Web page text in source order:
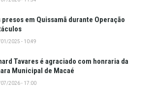
presos em Quissamã durante Operação
2025 - 10:49
Tavares é agraciado com honraria da
Municipal de Macaé
2026 - 17:00